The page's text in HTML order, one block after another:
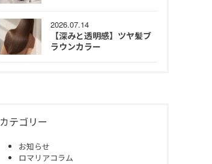
2026.07.14
【深みと透明感】ツヤ髪ブ
ラウンカラー
カテゴリー
お知らせ
ロマリアコラム